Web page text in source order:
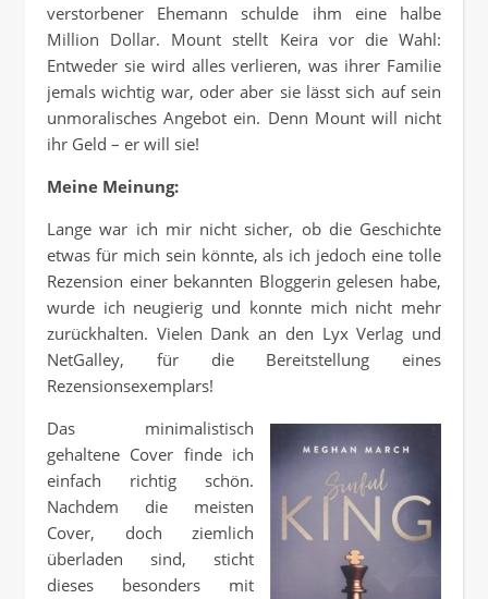
verstorbener Ehemann schulde ihm eine halbe
Million Dollar. Mount stellt Keira vor die Wahl:
Entweder sie wird alles verlieren, was ihrer Familie
jemals wichtig war, oder aber sie lässt sich auf sein
unmoralisches Angebot ein. Denn Mount will nicht
ihr Geld – er will sie!
Meine Meinung:
Lange war ich mir nicht sicher, ob die Geschichte
etwas für mich sein könnte, als ich jedoch eine tolle
Rezension einer bekannten Bloggerin gelesen habe,
wurde ich neugierig und konnte mich nicht mehr
zurückhalten. Vielen Dank an den Lyx Verlag und
NetGalley, für die Bereitstellung eines
Rezensionsexemplars!
Das minimalistisch
gehaltene Cover finde ich
einfach richtig schön.
Nachdem die meisten
Cover, doch ziemlich
überladen sind, sticht
dieses besonders mit